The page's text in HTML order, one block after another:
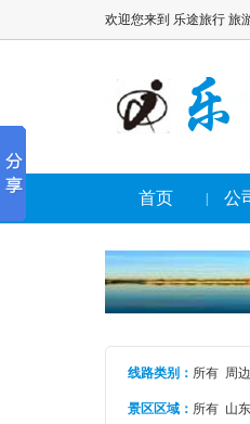
欢迎您来到 乐途旅行 旅
首页 公
线路类别 ： 所有 周
景区区域： 所有 山东